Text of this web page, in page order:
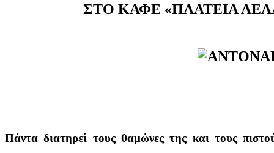
ΣΤΟ ΚΑΦΕ «ΠΛΑΤΕΙΑ
Πάντα διατηρεί τους θαμώνες της και τους